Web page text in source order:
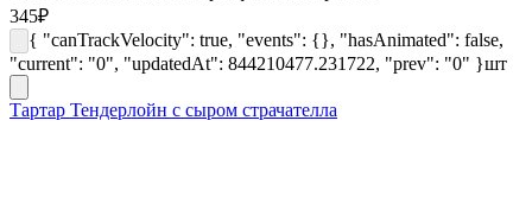
345₽
{ "canTrackVelocity": true, "events": {}, "hasAnimated": false,
"current": "0", "updatedAt": 844210477.231722, "prev": "0" }шт
Тартар Тендерлойн с сыром страчателла